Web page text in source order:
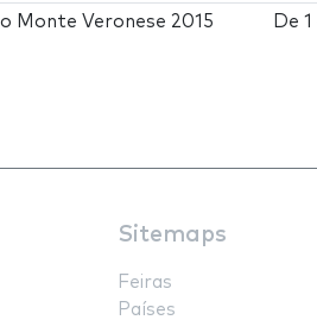
Monte Veronese 2015 De1
Sitemaps
Feiras
Países